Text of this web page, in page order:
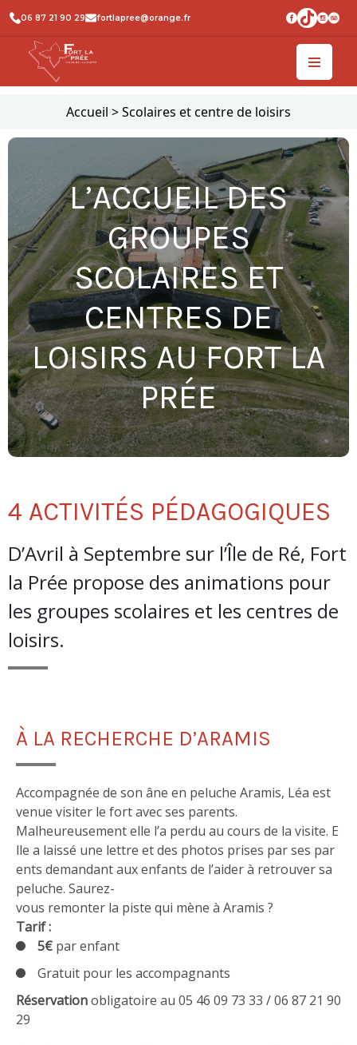
06 87 21 90 29 fortlapree@orange.fr
Accueil >Scolaires et centre de loisirs
L’ACCUEIL DES
GROUPES
SCOLAIRES ET
CENTRES DE
LOISIRS AU FORT LA
PRÉE
4 ACTIVITÉS PÉDAGOGIQUES
D’Avril à Septembre sur l’Île de Ré, Fort
la Prée propose des animations pour
les groupes scolaires et les centres de
loisirs.
À LA RECHERCHE D’ARAMIS
Accompagnée de son âne en peluche Aramis, Léa est
venue visiter le fort avec ses parents.
Malheureusement elle l’a perdu au cours de la visite. E
lle a laissé une lettre et des photos prises par ses par
ents demandant aux enfants de l’aider à retrouver sa
peluche. Saurez-
vous remonter la piste qui mène à Aramis ?
Tarif :
5€ par enfant
Gratuit pour les accompagnants
Réservationobligatoire au 05 46 09 73 33 / 06 87 21 90
29